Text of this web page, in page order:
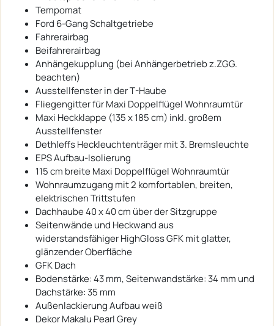
Tempomat
Ford 6-Gang Schaltgetriebe
Fahrerairbag
Beifahrerairbag
Anhängekupplung (bei Anhängerbetrieb z.ZGG.
beachten)
Ausstellfenster in der T-Haube
Fliegengitter für Maxi Doppelflügel Wohnraumtür
Maxi Heckklappe (135 x 185 cm) inkl. großem
Ausstellfenster
Dethleffs Heckleuchtenträger mit 3. Bremsleuchte
EPS Aufbau-Isolierung
115 cm breite Maxi Doppelflügel Wohnraumtür
Wohnraumzugang mit 2 komfortablen, breiten,
elektrischen Trittstufen
Dachhaube 40 x 40 cm über der Sitzgruppe
Seitenwände und Heckwand aus
widerstandsfähiger HighGloss GFK mit glatter,
glänzender Oberfläche
GFK Dach
Bodenstärke: 43 mm, Seitenwandstärke: 34 mm und
Dachstärke: 35 mm
Außenlackierung Aufbau weiß
Dekor Makalu Pearl Grey